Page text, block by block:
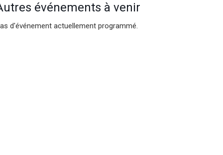
événements à venir
d'événement actuellement programmé.